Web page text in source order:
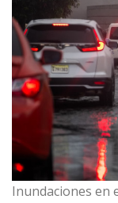
Inundaciones en